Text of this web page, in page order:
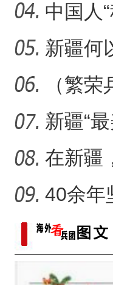
起？
中国人
戈壁荒
新疆何
植面
地
（繁
程）沙
团
新疆“
沙“硬
在新疆
音乐何
40余年
传承人
力